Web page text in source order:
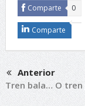
Comparte 0
Comparte
Anterior
Tren bala… O